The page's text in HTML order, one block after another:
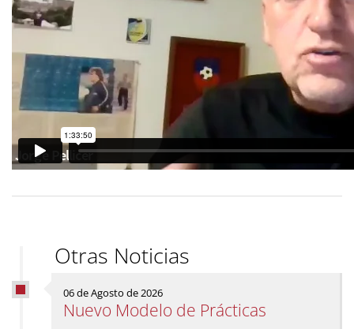
Otras Noticias
06 de Agosto de 2026
Nuevo Modelo de Prácticas